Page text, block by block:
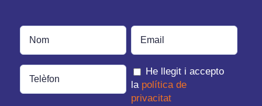
He llegit i accepto
la política de
privacitat